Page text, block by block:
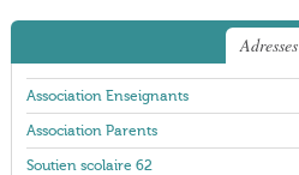
Adresses
Association Enseignants
Association Parents
Soutien scolaire 62